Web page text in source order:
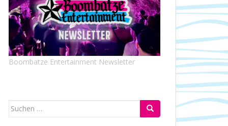
Boombatze Entertainment Newsletter
Suchen